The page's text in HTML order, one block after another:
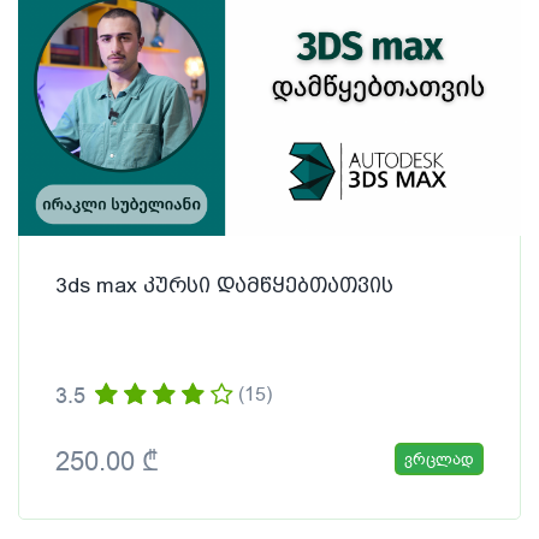
3ds max კურსი დამწყებთათვის
3.5 (15)
250.00 ₾ ვრცლად